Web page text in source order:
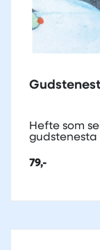
Hefte som
gudstenesta
79,-